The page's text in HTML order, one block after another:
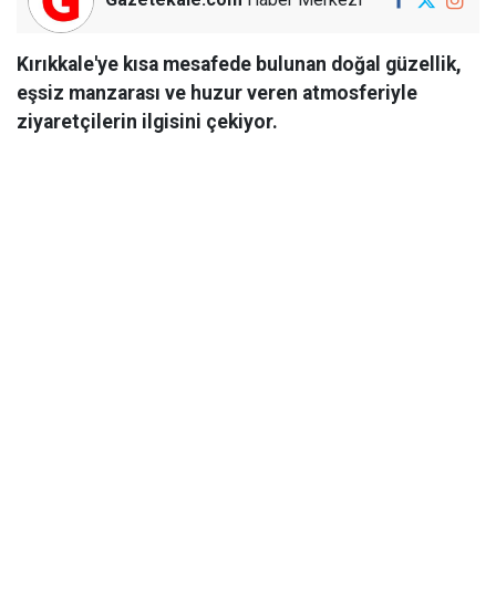
Kırıkkale'ye kısa mesafede bulunan doğal güzellik,
eşsiz manzarası ve huzur veren atmosferiyle
ziyaretçilerin ilgisini çekiyor.